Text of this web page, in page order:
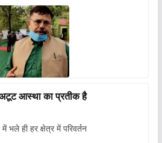
आस्था का प्रतीक है
भले ही हर क्षेत्र में परिवर्तन